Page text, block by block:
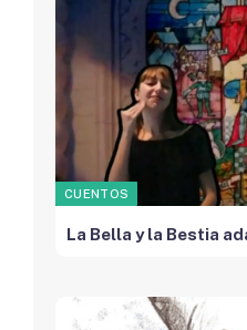
CUENTOS
La Bella y la Bestia